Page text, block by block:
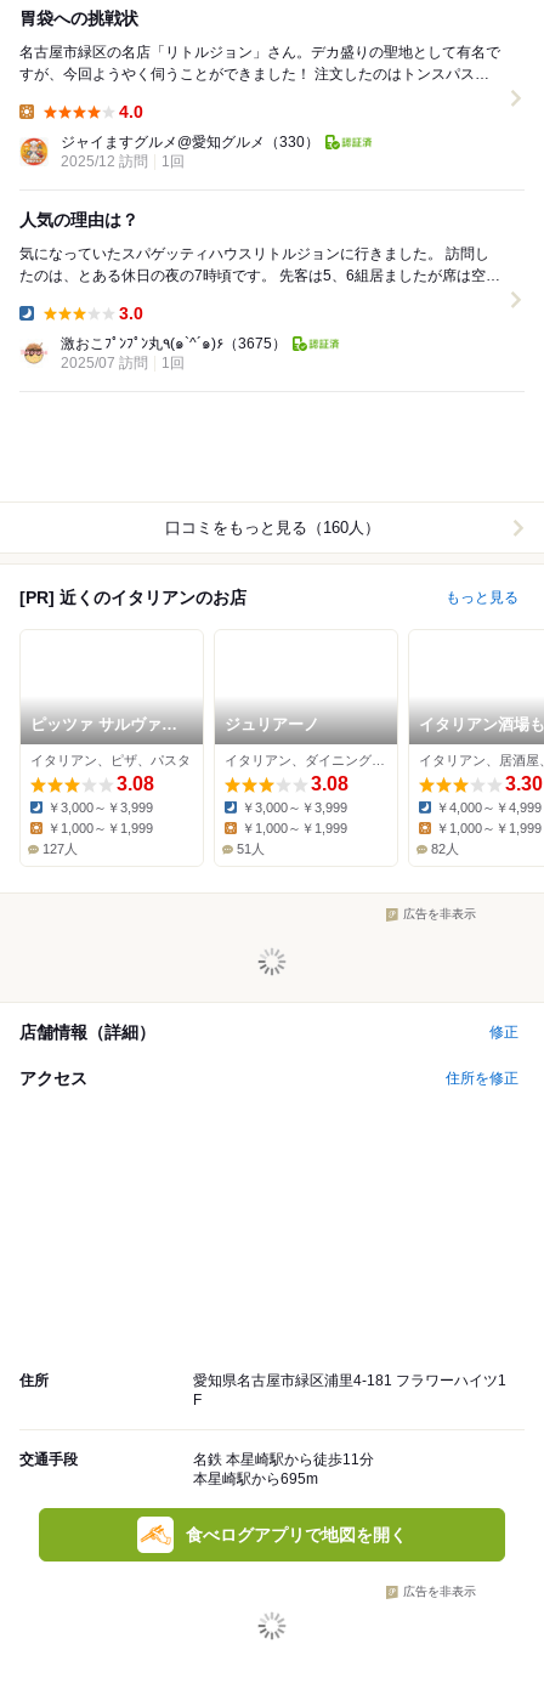
胃袋への挑戦状
名古屋市緑区の名店「リトルジョン」さん。デカ盛りの聖地として有名で
すが、今回ようやく伺うことができました！ 注文したのはトンスパスペ
4.0
ジャイますグルメ@愛知グルメ
（330）
2025/12 訪問
1回
人気の理由は？
気になっていたスパゲッティハウスリトルジョンに行きました。 訪問し
たのは、とある休日の夜の7時頃です。 先客は5、6組居ましたが席は空い
3.0
激おこﾌﾟﾝﾌﾟﾝ丸٩(๑`^´๑)۶ （3675）
2025/07 訪問
1回
口コミをもっと見る（160人）
[PR] 近くのイタリアンのお店 もっと見る
ピッツァ サルヴァト
ーレ クオモ 瑞穂店
イタリアン、ピザ、パスタ
3.08
Dinner:
￥3,000～￥3,999
￥1,000～￥1,999
127人
ジュリアーノ
3.08
Dinner:
￥3,000～￥3,999
Lunch:
￥1,000～￥1,999
51人
イタリアン酒場
ふ 新瑞橋本店
3.30
Dinner:
￥4,000～￥4,999
Lunch:
￥1,000～￥1,999
82人
広告を非表示
店舗情報（詳細） 修正
アクセス 住所を修正
住所
愛知県名古屋市緑区浦里4-181 フラワーハイツ1
F
交通手段
名鉄 本星崎駅から徒歩11分
本星崎駅から695m
食べログアプリで地図を開く
広告を非表示